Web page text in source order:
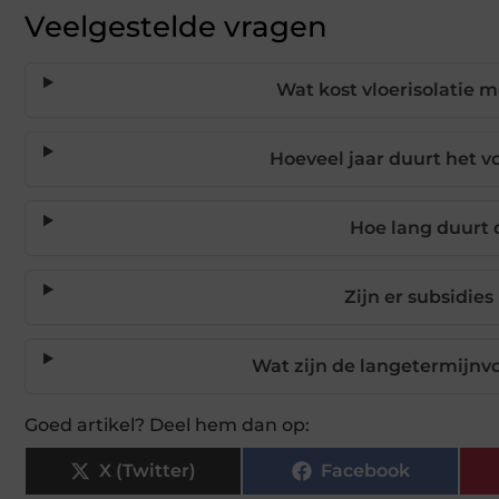
Veelgestelde vragen
Wat kost vloerisolatie
Hoeveel jaar duurt het
Hoe lang duurt
Zijn er
Wat zijn de
Goed artikel? Deel hem dan op:
X (Twitter) Facebook